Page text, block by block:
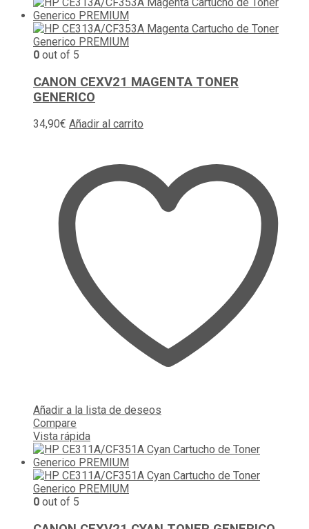
0 out of 5
CANON CEXV21 MAGENTA TONER
GENERICO
34,90€ Añadir al carrito
Añadir a la lista de deseos
Compare
Vista rápida
0 out of 5